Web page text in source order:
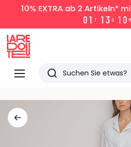
10% EXTRAab 2 Artikeln*
01 T 1 3 S 1 0 M
Menü
Redoute
Suchen